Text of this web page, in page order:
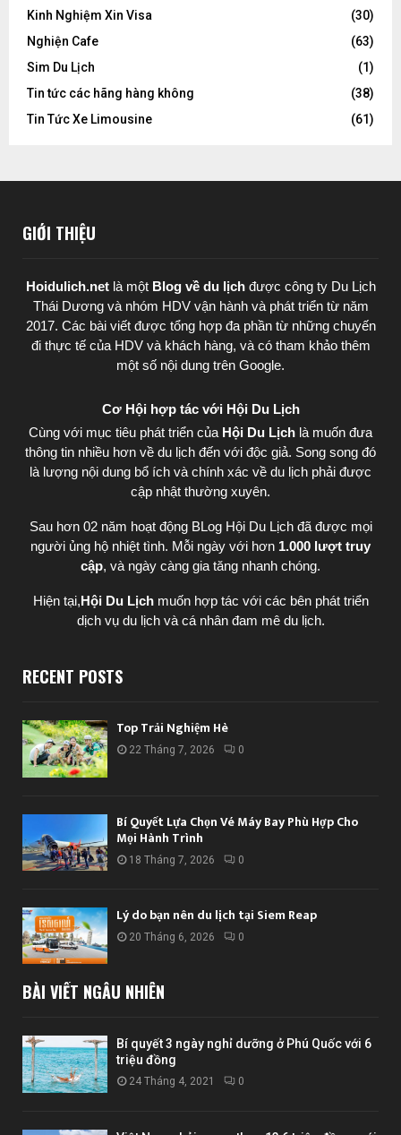
Kinh Nghiệm Xin Visa
(30)
Nghiện Cafe
(63)
Sim Du Lịch
(1)
Tin tức các hãng hàng không
(38)
Tin Tức Xe Limousine
(61)
GIỚI THIỆU
Hoidulich.net là một Blog về du lịchđược công ty Du Lịch
Thái Dươngvà nhóm HDV vận hành và phát triển từ năm
2017. Các bài viết được tổng hợp đa phần từ những chuyến
đi thực tế của HDV và khách hàng, và có tham khảo thêm
một số nội dung trên Google.
Cơ Hội hợp tác với Hội Du Lịch
Cùng với mục tiêu phát triển của Hội Du Lịch là muốn đưa
thông tin nhiều hơn về du lịch đến với độc giả. Song song đó
là lượng nội dung bổ ích và chính xác về du lịch phải được
cập nhật thường xuyên.
Sau hơn 02 năm hoạt động BLog Hội Du Lịch đã được mọi
người ủng hộ nhiệt tình. Mỗi ngày với hơn 1.000 lượt truy
cập, và ngày càng gia tăng nhanh chóng.
Hiện tại,Hội Du Lịch muốn hợp tác với các bên phát triển
dịch vụ du lịch và cá nhân đam mê du lịch.
RECENT POSTS
Top Trải Nghiệm Hè
22 Tháng 7, 2026 0
Bí Quyết Lựa Chọn Vé Máy Bay Phù Hợp Cho
Mọi Hành Trình
18 Tháng 7, 2026 0
Lý do bạn nên du lịch tại Siem Reap
20 Tháng 6, 2026 0
BÀI VIẾT NGẪU NHIÊN
Bí quyết 3 ngày nghỉ dưỡng ở Phú Quốc với 6
triệu đồng
24 Tháng 4, 2021 0